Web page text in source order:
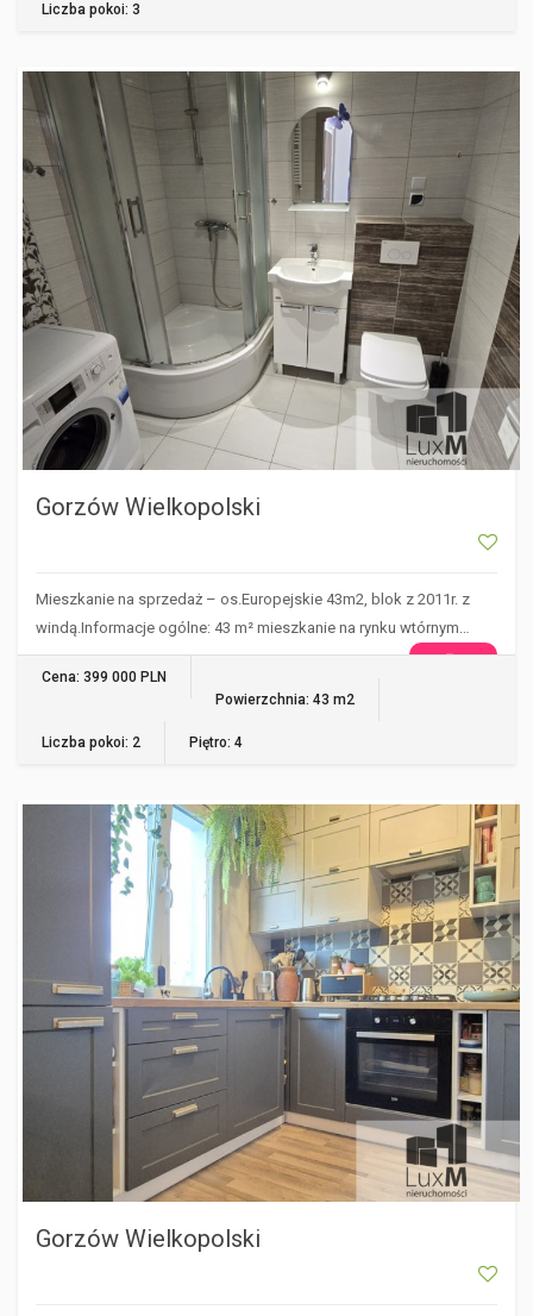
Liczba pokoi: 3
GORZÓW WIELKOPOLSKI
Gorzów Wielkopolski
Mieszkanie na sprzedaż – os.Europejskie 43m2, blok z 2011r. z
windą.Informacje ogólne: 43 m² mieszkanie na rynku wtórnym…
WIĘCEJ
Cena: 399 000 PLN
Powierzchnia: 43 m2
Liczba pokoi: 2 Piętro: 4
GORZÓW WIELKOPOLSKI
Gorzów Wielkopolski